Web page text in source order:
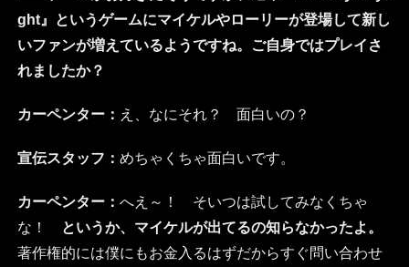
ght』というゲームにマイケルやローリーが登場して新し
いファンが増えているようですね。ご自身ではプレイさ
れましたか？
カーペンター： え、なにそれ？ 面白いの？
宣伝スタッフ： めちゃくちゃ面白いです。
カーペンター： へえ～！ そいつは試してみなくちゃ
な！
というか、マイケルが出てるの知らなかったよ。
著作権的には僕にもお金入るはずだからすぐ問い合わせ